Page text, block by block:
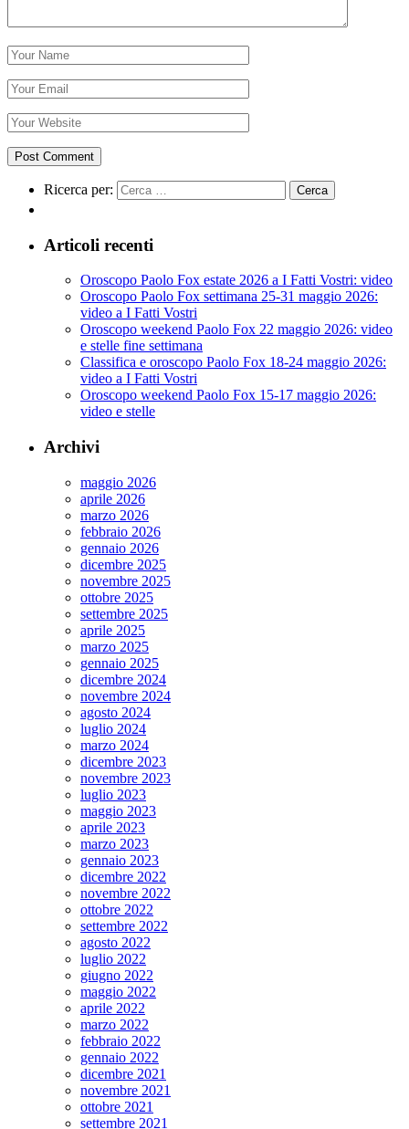
Ricerca per:
Articoli recenti
Oroscopo Paolo Fox estate 2026 a I Fatti Vostri: video
Oroscopo Paolo Fox settimana 25-31 maggio 2026:
video a I Fatti Vostri
Oroscopo weekend Paolo Fox 22 maggio 2026: video
e stelle fine settimana
Classifica e oroscopo Paolo Fox 18-24 maggio 2026:
video a I Fatti Vostri
Oroscopo weekend Paolo Fox 15-17 maggio 2026:
video e stelle
Archivi
maggio 2026
aprile 2026
marzo 2026
febbraio 2026
gennaio 2026
dicembre 2025
novembre 2025
ottobre 2025
settembre 2025
aprile 2025
marzo 2025
gennaio 2025
dicembre 2024
novembre 2024
agosto 2024
luglio 2024
marzo 2024
dicembre 2023
novembre 2023
luglio 2023
maggio 2023
aprile 2023
marzo 2023
gennaio 2023
dicembre 2022
novembre 2022
ottobre 2022
settembre 2022
agosto 2022
luglio 2022
giugno 2022
maggio 2022
aprile 2022
marzo 2022
febbraio 2022
gennaio 2022
dicembre 2021
novembre 2021
ottobre 2021
settembre 2021